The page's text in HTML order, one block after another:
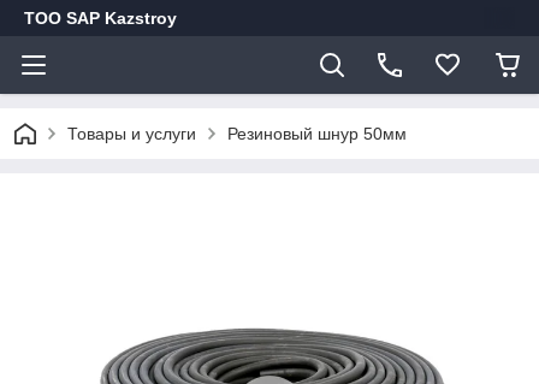
ТОО SAP Kazstroy
Товары и услуги Резиновый шнур 50мм